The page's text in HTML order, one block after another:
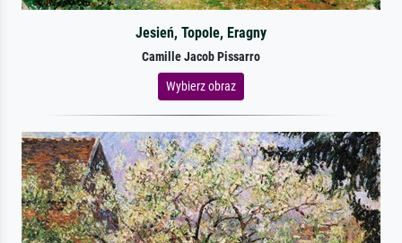
Jesień, Topole, Eragny
Camille Jacob Pissarro
Wybierz obraz